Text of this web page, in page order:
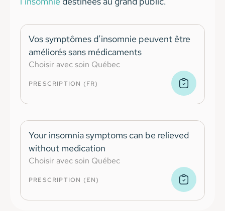
Vos symptômes d’insomnie peuvent être
améliorés sans médicaments
Choisir avec soin Québec
PRESCRIPTION (FR)
Your insomnia symptoms can be relieved
without medication
Choisir avec soin Québec
PRESCRIPTION (EN)